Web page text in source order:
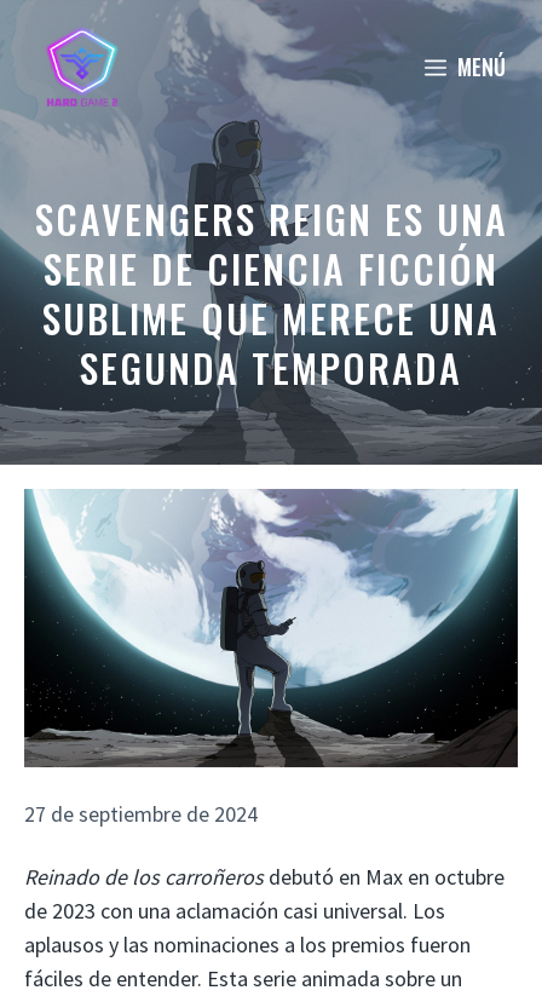
contenido
MENÚ
SCAVENGERS REIGN ES UNA
SERIE DE CIENCIA FICCIÓN
SUBLIME QUE MERECE UNA
SEGUNDA TEMPORADA
27 de septiembre de 2024
Reinado de los carroñerosdebutó en Max en octubre
de 2023 con una aclamación casi universal. Los
aplausos y las nominaciones a los premios fueron
fáciles de entender. Esta serie animada sobre un